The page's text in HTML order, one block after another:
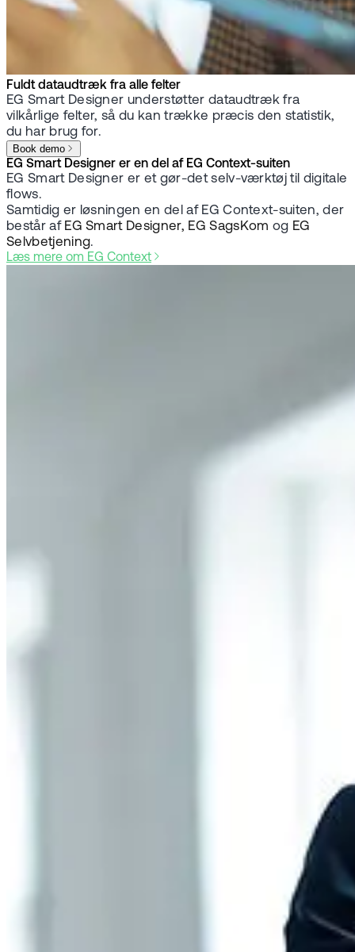
Fuldt dataudtræk fra alle felter
EG Smart Designer understøtter dataudtræk fra
vilkårlige felter, så du kan trække præcis den statistik,
du har brug for.
Book demo
EG Smart Designer er en del af EG Context-suiten
EG Smart Designer er et gør-det selv-værktøj til digitale
flows.
Samtidig er løsningen en del af EG Context-suiten, der
består af EG Smart Designer, EG SagsKom og EG
Selvbetjening.
Læs mere om EG Context